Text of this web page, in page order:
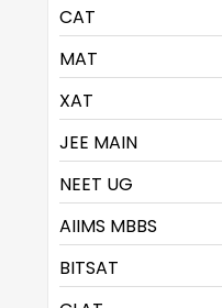
CAT
MAT
XAT
JEE MAIN
NEET UG
AIIMS MBBS
BITSAT